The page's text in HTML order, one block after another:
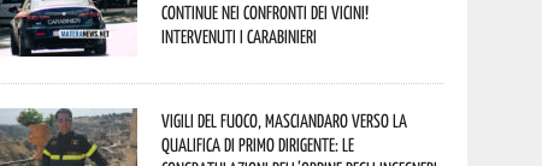
continue nei confronti dei vicini!
Intervenuti i Carabinieri
Vigili del Fuoco, Masciandaro verso la
qualifica di Primo Dirigente: le